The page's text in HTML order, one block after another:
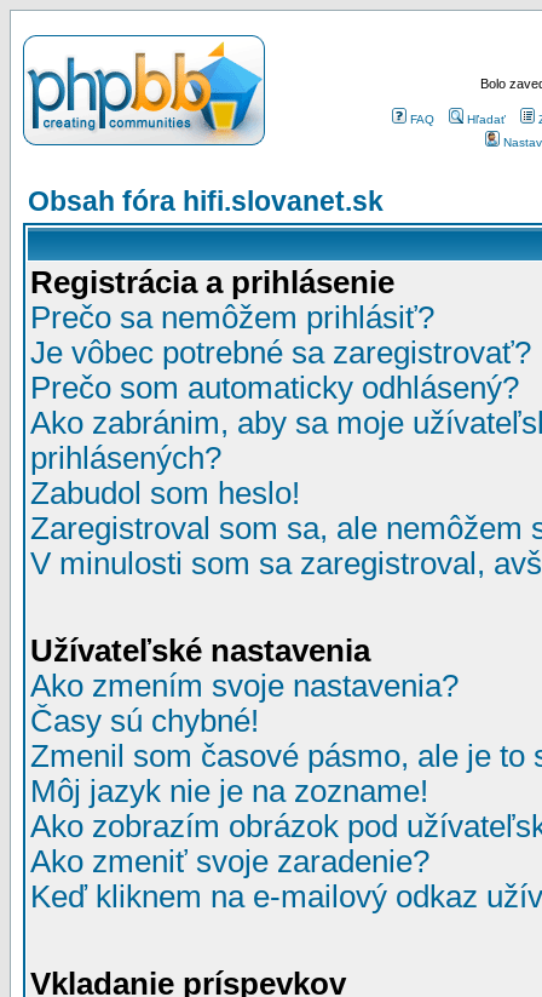
Bolo
FAQ Hľadať
Obsah fóra hifi.slovanet.sk
Registrácia a prihlásenie
Prečo sa nemôžem prihlásiť?
Je vôbec potrebné sa zaregistrovať?
Prečo som automaticky odhlásený?
Ako zabránim, aby sa moje
prihlásených?
Zabudol som heslo!
Zaregistroval som sa, ale nemôžem
V minulosti som sa zaregistroval,
Užívateľské nastavenia
Ako zmením svoje nastavenia?
Časy sú chybné!
Zmenil som časové pásmo, ale je to
Môj jazyk nie je na zozname!
Ako zobrazím obrázok pod
Ako zmeniť svoje zaradenie?
Keď kliknem na e-mailový odkaz
Vkladanie príspevkov